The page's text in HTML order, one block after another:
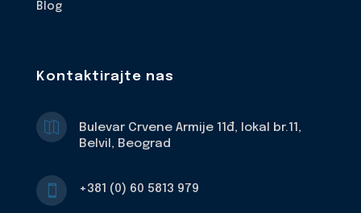
Blog
Kontaktirajte nas

Bulevar Crvene Armije 11đ, lokal br.11,
Belvil, Beograd
 +381 (0) 60 5813 979